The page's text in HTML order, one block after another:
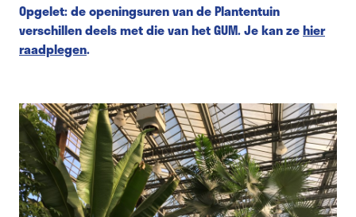
Opgelet: de openingsuren van de Plantentuin
verschillen deels met die van het GUM. Je kan zehier
raadplegen.